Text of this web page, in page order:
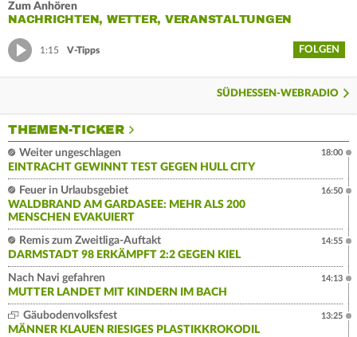
Zum Anhören
NACHRICHTEN, WETTER, VERANSTALTUNGEN
1:15 V-Tipps FOLGEN
SÜDHESSEN-WEBRADIO
THEMEN-TICKER
Weiter ungeschlagen
EINTRACHT GEWINNT TEST GEGEN HULL CITY
18:00
Feuer in Urlaubsgebiet
WALDBRAND AM GARDASEE: MEHR ALS 200
MENSCHEN EVAKUIERT
16:50
Remis zum Zweitliga-Auftakt
DARMSTADT 98 ERKÄMPFT 2:2 GEGEN KIEL
14:55
Nach Navi gefahren
MUTTER LANDET MIT KINDERN IM BACH
14:13
Gäubodenvolksfest
MÄNNER KLAUEN RIESIGES PLASTIKKROKODIL
13:25